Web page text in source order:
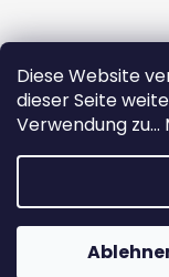
Diese Website
dieser Seite
Verwendung
Willkommen im
HC
Copyright 2026